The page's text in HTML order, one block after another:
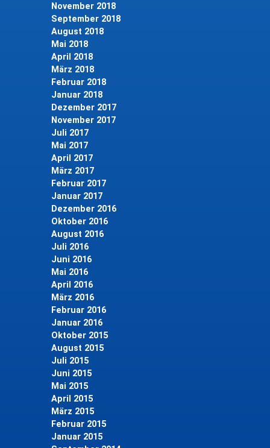
November 2018
September 2018
August 2018
Mai 2018
April 2018
März 2018
Februar 2018
Januar 2018
Dezember 2017
November 2017
Juli 2017
Mai 2017
April 2017
März 2017
Februar 2017
Januar 2017
Dezember 2016
Oktober 2016
August 2016
Juli 2016
Juni 2016
Mai 2016
April 2016
März 2016
Februar 2016
Januar 2016
Oktober 2015
August 2015
Juli 2015
Juni 2015
Mai 2015
April 2015
März 2015
Februar 2015
Januar 2015